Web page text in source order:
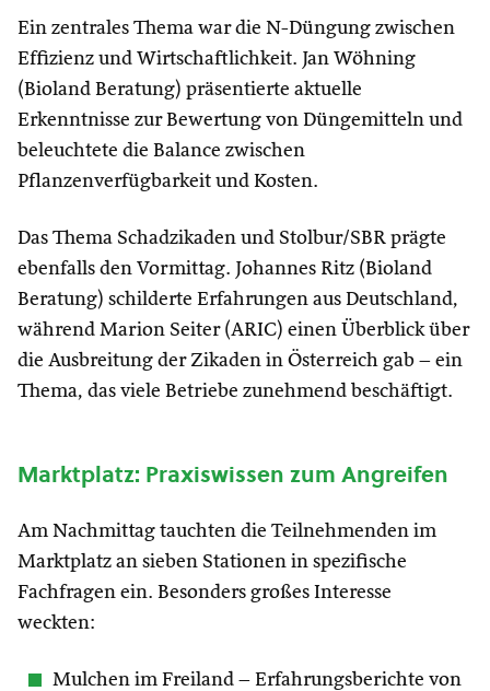
Ein zentrales Thema war die N-Düngung zwischen
Effizienz und Wirtschaftlichkeit. Jan Wöhning
(Bioland Beratung) präsentierte aktuelle
Erkenntnisse zur Bewertung von Düngemitteln und
beleuchtete die Balance zwischen
Pflanzenverfügbarkeit und Kosten.
Das Thema Schadzikaden und Stolbur/SBR prägte
ebenfalls den Vormittag. Johannes Ritz (Bioland
Beratung) schilderte Erfahrungen aus Deutschland,
während Marion Seiter (ARIC) einen Überblick über
die Ausbreitung der Zikaden in Österreich gab – ein
Thema, das viele Betriebe zunehmend beschäftigt.
Marktplatz: Praxiswissen zum Angreifen
Am Nachmittag tauchten die Teilnehmenden im
Marktplatz an sieben Stationen in spezifische
Fachfragen ein. Besonders großes Interesse
weckten:
Mulchen im Freiland – Erfahrungsberichte von